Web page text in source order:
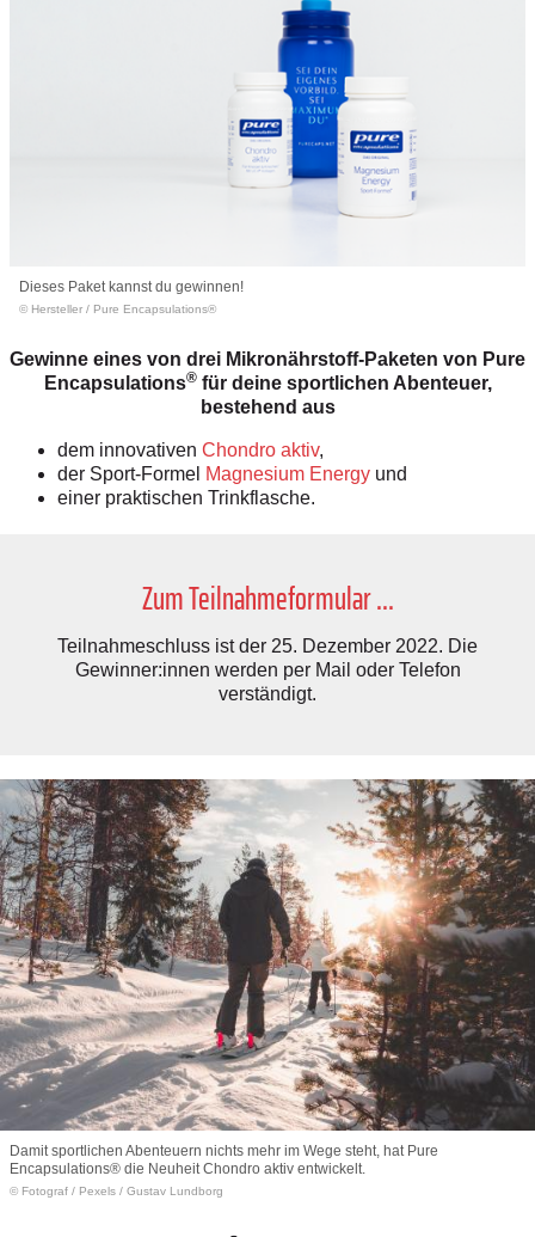
Dieses Paket kannst du gewinnen!
© Hersteller / Pure Encapsulations®
Gewinne eines von drei Mikronährstoff-Paketen von Pure
Encapsulations®für deine sportlichen Abenteuer,
bestehend aus
dem innovativen Chondro aktiv,
der Sport-Formel Magnesium Energy und
einer praktischen Trinkflasche.
Zum Teilnahmeformular ...
Teilnahmeschluss ist der 25. Dezember 2022. Die
Gewinner:innen werden per Mail oder Telefon
verständigt.
Damit sportlichen Abenteuern nichts mehr im Wege steht, hat Pure
Encapsulations® die Neuheit Chondro aktiv entwickelt.
© Fotograf / Pexels / Gustav Lundborg